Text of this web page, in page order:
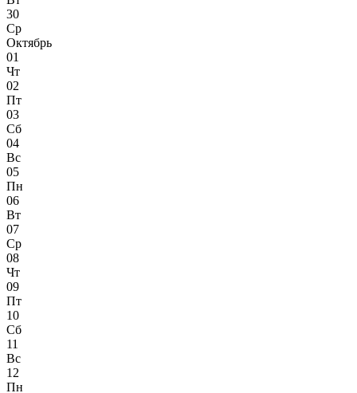
30
Ср
Октябрь
01
Чт
02
Пт
03
Сб
04
Вс
05
Пн
06
Вт
07
Ср
08
Чт
09
Пт
10
Сб
11
Вс
12
Пн